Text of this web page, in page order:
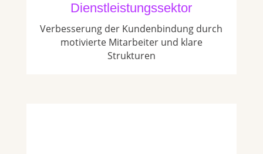
Dienstleistungssektor
Verbesserung der Kundenbindung durch
motivierte Mitarbeiter und klare
Strukturen